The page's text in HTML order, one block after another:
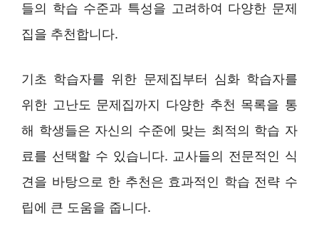
들의 학습 수준과 특성을 고려하여 다양한 문제
집을 추천합니다.
기초 학습자를 위한 문제집부터 심화 학습자를
위한 고난도 문제집까지 다양한 추천 목록을 통
해 학생들은 자신의 수준에 맞는 최적의 학습 자
료를 선택할 수 있습니다. 교사들의 전문적인 식
견을 바탕으로 한 추천은 효과적인 학습 전략 수
립에 큰 도움을 줍니다.